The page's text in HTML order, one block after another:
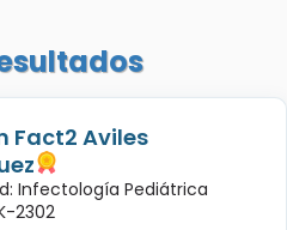
Fact2 Aviles
Infectología Pediátrica
2302